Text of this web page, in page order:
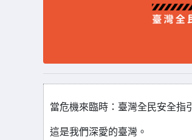
當危機來臨時：臺灣全民安全指引
這是我們深愛的臺灣。